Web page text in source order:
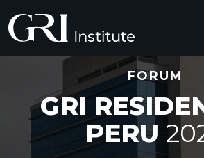
FORUM
GRI
PERU